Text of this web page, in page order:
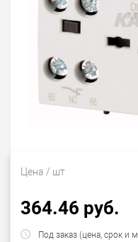
Цена / шт
364.46 руб.
Под заказ (цена, срок и